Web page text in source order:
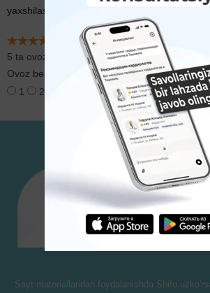
yaxshilashda ishlatiladi .
5 ta ovoz
Ovoz berish:
1
2 5
Sayt materiallaridan foydalanishda